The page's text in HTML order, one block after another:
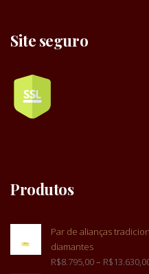
Site seguro
Produtos
Par de alianças
diamantes
R$8.795,00– R$